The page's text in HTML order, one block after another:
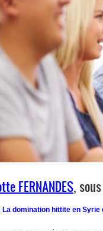
FERNANDES,
La domination hittite en Syrie